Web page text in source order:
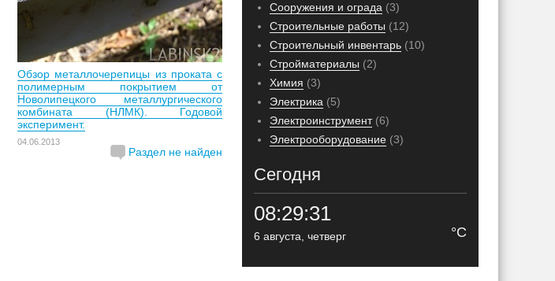
Обзор металлочерепицы из проката с
полимерным покрытием от
Новолипецкого металлургического
комбината (НЛМК). Годовой
эксперимент.
04.06.2013
Раздел не найден
Сооружения и ограда (3)
Строительные работы (12)
Строительный инвентарь (10)
Стройматериалы (2)
Химия (3)
Электрика (5)
Электроинструмент(6)
Электрооборудование (3)
Сегодня
°C
08:29:32
6 августа, четверг